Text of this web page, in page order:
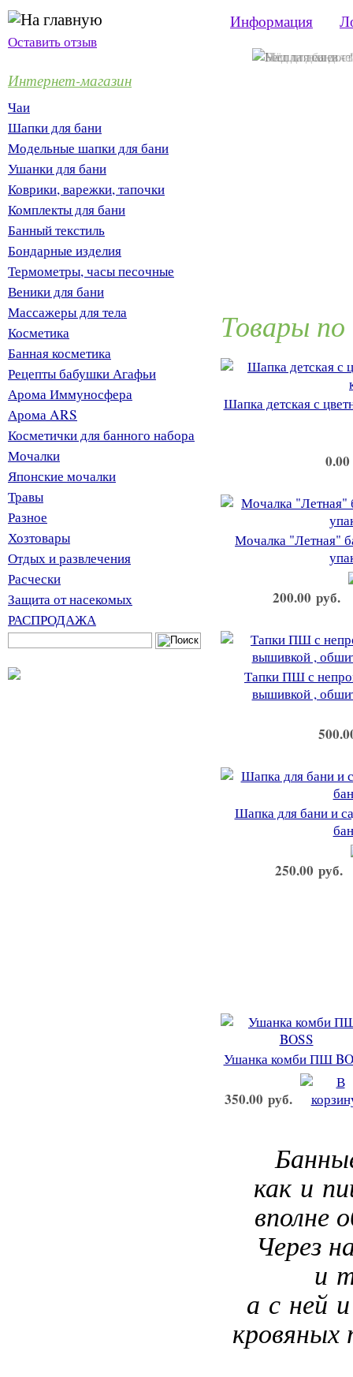
Информация
Оставить отзыв
Интернет-магазин
Чаи
Шапки для бани
Модельные шапки для бани
Ушанки для бани
Коврики, варежки, тапочки
Комплекты для бани
Банный текстиль
Бондарные изделия
Термометры, часы песочные
Веники для бани
Массажеры для тела
Косметика
Банная косметика
Рецепты бабушки Агафьи
Арома Иммуносфера
Арома ARS
Косметички для банного набора
Мочалки
Японские мочалки
Травы
Разное
Хозтовары
Отдых и развлечения
Расчески
Защита от насекомых
РАСПРОДАЖА
Товары
Шапка детская с
Мочалка "Летная"
200.00 руб.
Тапки ПШ с
вышивкой ,
Шапка для бани и
250.00 руб.
Ушанка комби ПШ
350.00 руб.
как и
вполне
Через
и
а с ней
кровяных